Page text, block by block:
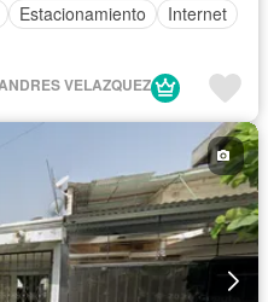
Estacionamiento
Internet
VELAZQUEZ